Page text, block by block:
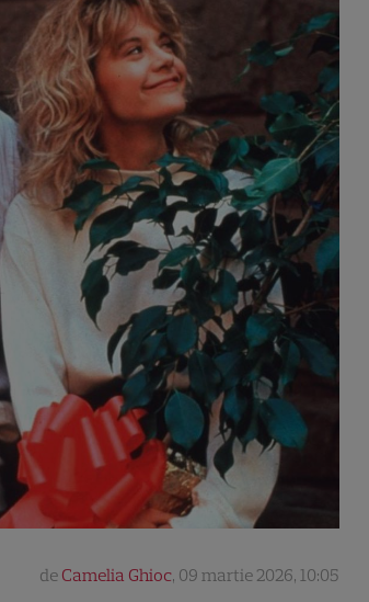
de Camelia Ghioc, 09 martie 2026, 10:05